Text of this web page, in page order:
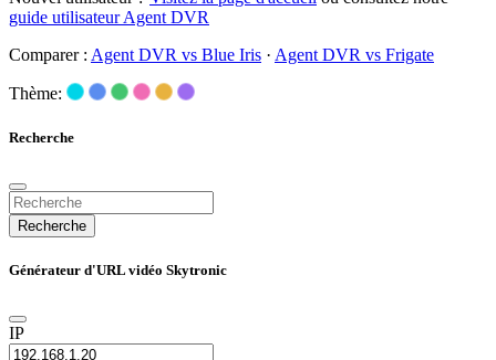
guide utilisateur Agent DVR
Comparer : Agent DVR vs Blue Iris · Agent DVR vs Frigate
Thème:
Recherche
Recherche
Générateur d'URL vidéo Skytronic
IP